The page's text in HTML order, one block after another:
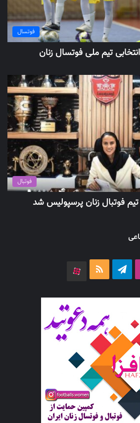
فوتسال
تیم ملی فوتسال زنان
فوتبال
تیم فوتبال زنان پرسپولیس شد
اینستاگرامتلگرام خوراک